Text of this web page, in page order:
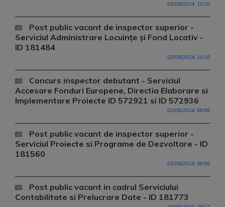
02/09/2024, 10:20
Post public vacant de inspector superior -
Serviciul Administrare Locuințe și Fond Locativ -
ID 181484
02/09/2024, 10:18
Concurs inspector debutant - Serviciul
Accesare Fonduri Europene, Directia Elaborare si
Implementare Proiecte ID 572921 si ID 572936
02/09/2024, 08:59
Post public vacant de inspector superior -
Serviciul Proiecte si Programe de Dezvoltare - ID
181560
02/09/2024, 08:58
Post public vacant in cadrul Serviciului
Contabilitate si Prelucrare Date - ID 181773